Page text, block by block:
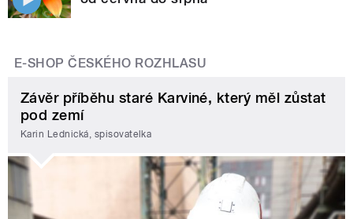
E-SHOP ČESKÉHO ROZHLASU
Závěr příběhu staré Karviné, který měl zůstat
pod zemí
Karin Lednická, spisovatelka